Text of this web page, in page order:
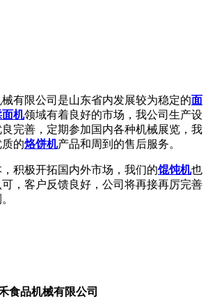
限公司是山东省内发展较为稳定的面
面机领域有着良好的市场，我公司生产设
完善，定期参加国内各种机械展览，我
的烙饼机产品和周到的售后服务。
极开拓国内外市场，我们的馄饨机也
，客户反馈良好，公司将再接再厉完善
食品机械有限公司